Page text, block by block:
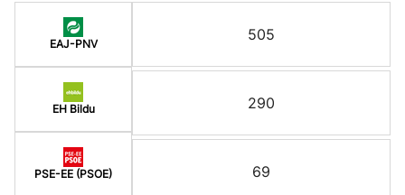
EAJ-PNV
EH Bildu
PSE-EE (PSOE)
505
290
69